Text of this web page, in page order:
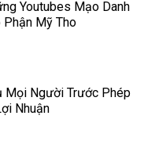
Youtubes Mạo Danh
Mỹ Tho
Mọi Người Trước Phép
Nhuận